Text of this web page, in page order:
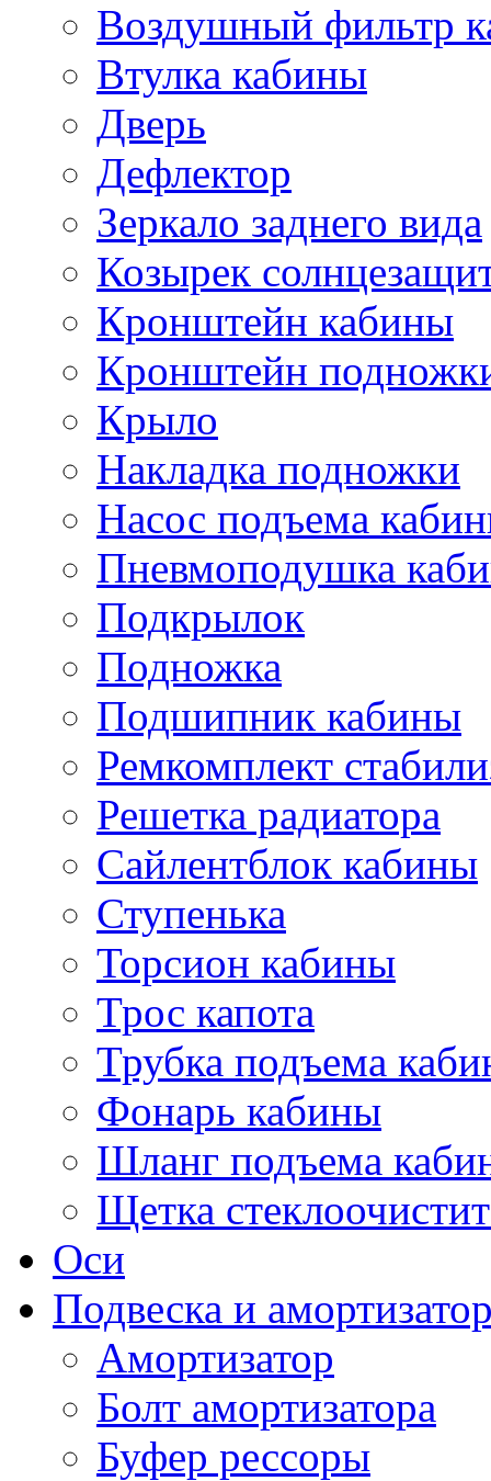
Воздушный фильтр
Втулка кабины
Дверь
Дефлектор
Зеркало заднего вида
Козырек
Кронштейн кабины
Кронштейн
Крыло
Накладка подножки
Насос подъема
Пневмоподушка
Подкрылок
Подножка
Подшипник кабины
Ремкомплект
Решетка радиатора
Сайлентблок кабины
Ступенька
Торсион кабины
Трос капота
Трубка подъема
Фонарь кабины
Шланг подъема
Щетка
Оси
Подвеска и
Амортизатор
Болт амортизатора
Буфер рессоры